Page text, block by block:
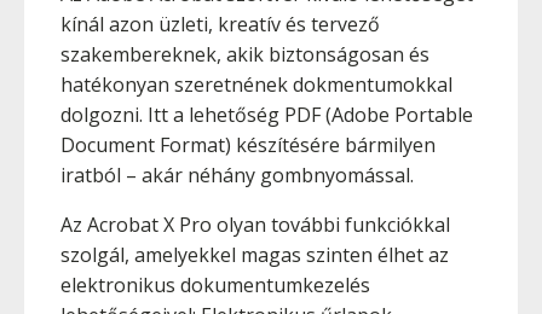
kínál azon üzleti, kreatív és tervező
szakembereknek, akik biztonságosan és
hatékonyan szeretnének dokmentumokkal
dolgozni. Itt a lehetőség PDF (Adobe Portable
Document Format) készítésére bármilyen
iratból – akár néhány gombnyomással.
Az Acrobat X Pro olyan további funkciókkal
szolgál, amelyekkel magas szinten élhet az
elektronikus dokumentumkezelés